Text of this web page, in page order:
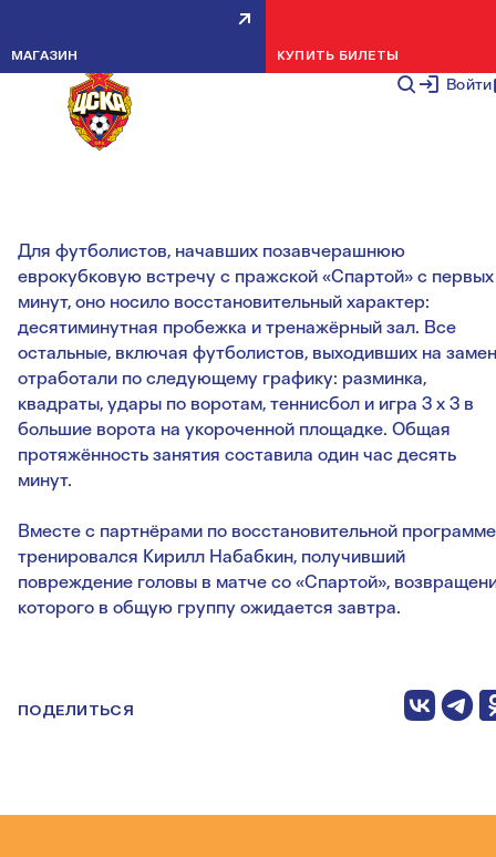
Войти
МАГАЗИН КУПИТЬ БИЛЕТЫ
ЗАВТРА КИРИЛЛ НАБАБКИН
ВЕРНЁТСЯ В ОБЩУЮ ГРУППУ
НОВОСТИ КОМАНДЫ
Для футболистов, начавших позавчерашнюю
еврокубковую встречу с пражской «Спартой» с первых
минут, оно носило восстановительный характер:
десятиминутная пробежка и тренажёрный зал. Все
остальные, включая футболистов, выходивших на
отработали по следующему графику: разминка,
квадраты, удары по воротам, теннисбол и игра 3 x 3 в
большие ворота на укороченной площадке. Общая
протяжённость занятия составила один час десять
минут.
Вместе с партнёрами по восстановительной программе
тренировался Кирилл Набабкин, получивший
повреждение головы в матче со «Спартой»,
которого в общую группу ожидается завтра.
ПОДЕЛИТЬСЯ